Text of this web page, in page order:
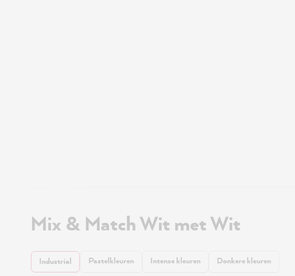
Mix & Match Wit met Wit
Industrial Pastelkleuren Intense kleuren Donkere kleuren